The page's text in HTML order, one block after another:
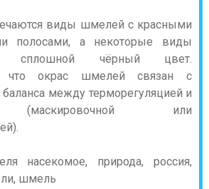
виды шмелей с красными
полосами, а некоторые виды
чёрный цвет.
что окрас шмелей связан с
между терморегуляцией и
(маскировочной или